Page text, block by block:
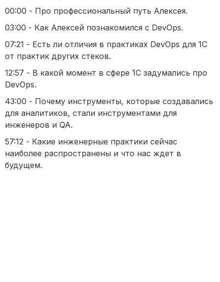
00:00 - Про профессиональный путь Алексея.
03:00 - Как Алексей познакомился с DevOps.
07:21 - Есть ли отличия в практиках DevOps для 1С
от практик других стеков.
12:57 - В какой момент в сфере 1С задумались про
DevOps.
43:00 - Почему инструменты, которые создавались
для аналитиков, стали инструментами для
инженеров и QA.
57:12 - Какие инженерные практики сейчас
наиболее распространены и что нас ждет в
будущем.